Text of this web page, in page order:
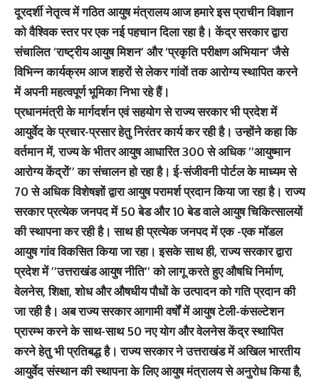
दूरदर्शी नेतृत्व में गठित आयुष मंत्रालय आज हमारे इस प्राचीन विज्ञान
को वैश्विक स्तर पर एक नई पहचान दिला रहा है। केंद्र सरकार द्वारा
संचालित ‘राष्ट्रीय आयुष मिशन’ और ‘प्रकृति परीक्षण अभियान’ जैसे
विभिन्न कार्यक्रम आज शहरों से लेकर गांवों तक आरोग्य स्थापित करने
में अपनी महत्वपूर्ण भूमिका निभा रहे हैं।
प्रधानमंत्री के मार्गदर्शन एवं सहयोग से राज्य सरकार भी प्रदेश में
आयुर्वेद के प्रचार-प्रसार हेतु निरंतर कार्य कर रही है। उन्होंने कहा कि
वर्तमान में, राज्य के भीतर आयुष आधारित 300 से अधिक ’’आयुष्मान
आरोग्य केंद्रों’’ का संचालन हो रहा है। ई-संजीवनी पोर्टल के माध्यम से
70 से अधिक विशेषज्ञों द्वारा आयुष परामर्श प्रदान किया जा रहा है। राज्य
सरकार प्रत्येक जनपद में 50 बेड और 10 बेड वाले आयुष चिकित्सालयों
की स्थापना कर रही है। साथ ही प्रत्येक जनपद में एक -एक मॉडल
आयुष गांव विकसित किया जा रहा। इसके साथ ही, राज्य सरकार द्वारा
प्रदेश में ’’उत्तराखंड आयुष नीति’’ को लागू करते हुए औषधि निर्माण,
वेलनेस, शिक्षा, शोध और औषधीय पौधों के उत्पादन को गति प्रदान की
जा रही है। अब राज्य सरकार आगामी वर्षों में आयुष टेली-कंसल्टेशन
प्रारम्भ करने के साथ-साथ 50 नए योग और वेलनेस केंद्र स्थापित
करने हेतु भी प्रतिबद्ध है। राज्य सरकार ने उत्तराखंड में अखिल भारतीय
आयुर्वेद संस्थान की स्थापना के लिए आयुष मंत्रालय से अनुरोध किया है,